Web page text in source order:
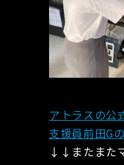
アトラスの公
支援員前田G
↓↓またまた